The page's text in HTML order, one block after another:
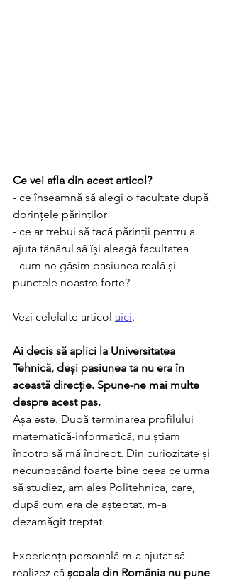
Ce vei afla din acest articol?
- ce înseamnă să alegi o facultate după
dorințele părinților
- ce ar trebui să facă părinții pentru a
ajuta tânărul să își aleagă facultatea
- cum ne găsim pasiunea reală și
punctele noastre forte?
Vezi celelalte articol aici.
Ai decis să aplici la Universitatea
Tehnică, deși pasiunea ta nu era în
această direcție. Spune-ne mai multe
despre acest pas.
Așa este. După terminarea profilului
matematică-informatică, nu știam
încotro să mă îndrept. Din curiozitate și
necunoscând foarte bine ceea ce urma
să studiez, am ales Politehnica, care,
după cum era de așteptat, m-a
dezamăgit treptat.
Experiența personală m-a ajutat să
realizez că școala din România nu pune